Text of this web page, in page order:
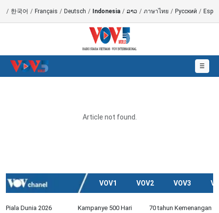
/ 한국어 / Français / Deutsch / Indonesia / ລາວ / ภาษาไทย / Русский /
☰
Article not found.
VOV1 VOV2 VOV3
Piala Dunia 2026
Kampanye 500 Hari
70 tahun Kemenangan